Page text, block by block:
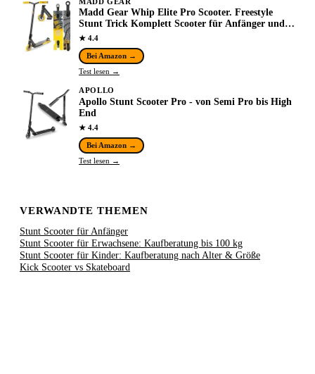
Madd Gear Whip Elite Pro Scooter. Freestyle
Stunt Trick Komplett Scooter für Anfänger und
Fortgeschrittene. Für Kinder ab 8 Jahren. Leich…
★ 4.4
Bei Amazon →
Test lesen →
APOLLO
Apollo Stunt Scooter Pro - von Semi Pro bis High
End
★ 4.4
Bei Amazon →
Test lesen →
VERWANDTE THEMEN
Stunt Scooter für Anfänger
Stunt Scooter für Erwachsene: Kaufberatung bis 100 kg
Stunt Scooter für Kinder: Kaufberatung nach Alter & Größe
Kick Scooter vs Skateboard